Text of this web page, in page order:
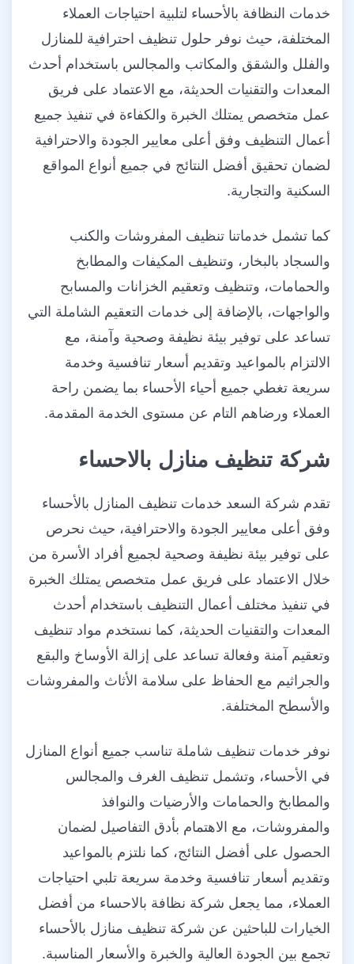
خدمات النظافة بالأحساء لتلبية احتياجات العملاء
المختلفة، حيث نوفر حلول تنظيف احترافية للمنازل
والفلل والشقق والمكاتب والمجالس باستخدام أحدث
المعدات والتقنيات الحديثة، مع الاعتماد على فريق
عمل متخصص يمتلك الخبرة والكفاءة في تنفيذ جميع
أعمال التنظيف وفق أعلى معايير الجودة والاحترافية
لضمان تحقيق أفضل النتائج في جميع أنواع المواقع
السكنية والتجارية.
كما تشمل خدماتنا تنظيف المفروشات والكنب
والسجاد بالبخار، وتنظيف المكيفات والمطابخ
والحمامات، وتنظيف وتعقيم الخزانات والمسابح
والواجهات، بالإضافة إلى خدمات التعقيم الشاملة التي
تساعد على توفير بيئة نظيفة وصحية وآمنة، مع
الالتزام بالمواعيد وتقديم أسعار تنافسية وخدمة
سريعة تغطي جميع أحياء الأحساء بما يضمن راحة
العملاء ورضاهم التام عن مستوى الخدمة المقدمة.
شركة تنظيف منازل بالاحساء
تقدم شركة السعد خدمات تنظيف المنازل بالأحساء
وفق أعلى معايير الجودة والاحترافية، حيث نحرص
على توفير بيئة نظيفة وصحية لجميع أفراد الأسرة من
خلال الاعتماد على فريق عمل متخصص يمتلك الخبرة
في تنفيذ مختلف أعمال التنظيف باستخدام أحدث
المعدات والتقنيات الحديثة، كما نستخدم مواد تنظيف
وتعقيم آمنة وفعالة تساعد على إزالة الأوساخ والبقع
والجراثيم مع الحفاظ على سلامة الأثاث والمفروشات
والأسطح المختلفة.
نوفر خدمات تنظيف شاملة تناسب جميع أنواع المنازل
في الأحساء، وتشمل تنظيف الغرف والمجالس
والمطابخ والحمامات والأرضيات والنوافذ
والمفروشات، مع الاهتمام بأدق التفاصيل لضمان
الحصول على أفضل النتائج، كما نلتزم بالمواعيد
وتقديم أسعار تنافسية وخدمة سريعة تلبي احتياجات
العملاء، مما يجعل شركة نظافة بالاحساء من أفضل
الخيارات للباحثين عن شركة تنظيف منازل بالأحساء
تجمع بين الجودة العالية والخبرة والأسعار المناسبة.